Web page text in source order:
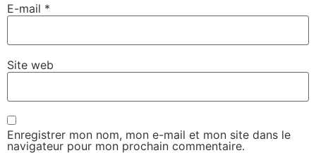
E-mail *
Site web
Enregistrer mon nom, mon e-mail et mon site dans le
navigateur pour mon prochain commentaire.